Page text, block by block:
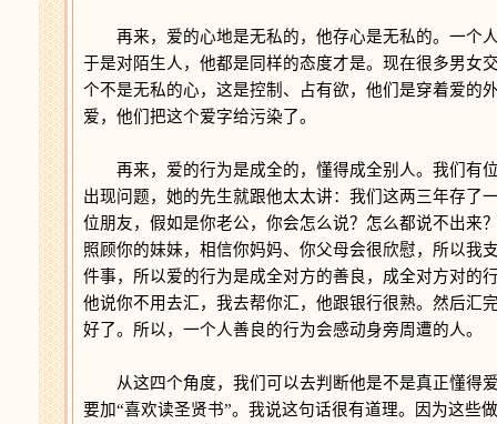
再来，爱的心地是无私的，他存心是无私的。一个
于是对陌生人，他都是同样的态度才是。现在很多男女
个不是无私的心，这是控制、占有欲，他们是穿着爱的
爱，他们把这个爱字给污染了。
再来，爱的行为是成全的，懂得成全别人。我们有
出现问题，她的先生就跟他太太讲：我们这两三年存了
位朋友，假如是你老公，你会怎么说？怎么都说不出来
照顾你的妹妹，相信你妈妈、你父母会很欣慰，所以我
件事，所以爱的行为是成全对方的善良，成全对方对的
他说你不用去汇，我去帮你汇，他跟银行很熟。然后汇
好了。所以，一个人善良的行为会感动身旁周遭的人。
从这四个角度，我们可以去判断他是不是真正懂得
要加“喜欢读圣贤书”。我说这句话很有道理。因为这些